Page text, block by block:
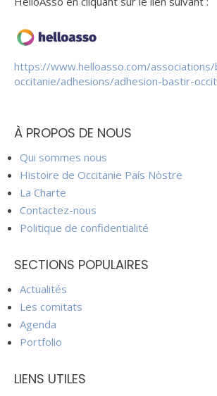
https://www.helloasso.com/
occitanie/adhesions/adhesion-bastir-
À PROPOS DE NOUS
Qui sommes nous
Histoire de Occitanie País Nòstre
La Charte
Contactez-nous
Politique de confidentialité
SECTIONS POPULAIRES
Actualités
Les comitats
Agenda
Portfolio
LIENS UTILES